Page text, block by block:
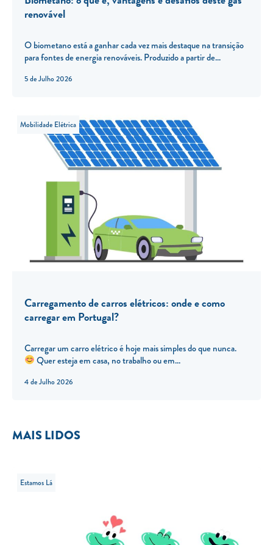
5 de Julho 2026
renovável
O biometano está a ganhar cada vez mais destaque na transição
para fontes de energia renováveis. Produzido a partir de...
4 de Julho 2026
Mobilidade Elétrica
Carregamento de carros elétricos: onde e como
carregar em Portugal?
Carregar um carro elétrico é hoje mais simples do que nunca.
Quer esteja em casa, no trabalho ou em...
MAIS LIDOS
Estamos Lá